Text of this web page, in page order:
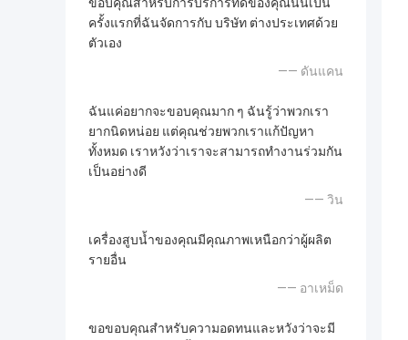
ขอบคุณสำหรับการบริการที่ดีของคุณนั่นเป็น
ครั้งแรกที่ฉันจัดการกับ บริษัท ต่างประเทศด้วย
ตัวเอง
—— ดันแคน
ฉันแค่อยากจะขอบคุณมาก ๆ ฉันรู้ว่าพวกเรา
ยากนิดหน่อย แต่คุณช่วยพวกเราแก้ปัญหา
ทั้งหมด เราหวังว่าเราจะสามารถทำงานร่วมกัน
เป็นอย่างดี
—— วิน
เครื่องสูบน้ำของคุณมีคุณภาพเหนือกว่าผู้ผลิต
รายอื่น
—— อาเหม็ด
ขอขอบคุณสำหรับความอดทนและหวังว่าจะมี